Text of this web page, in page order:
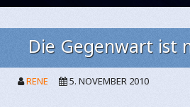
Die Gegenwart ist
RENE 5. NOVEMBER 2010